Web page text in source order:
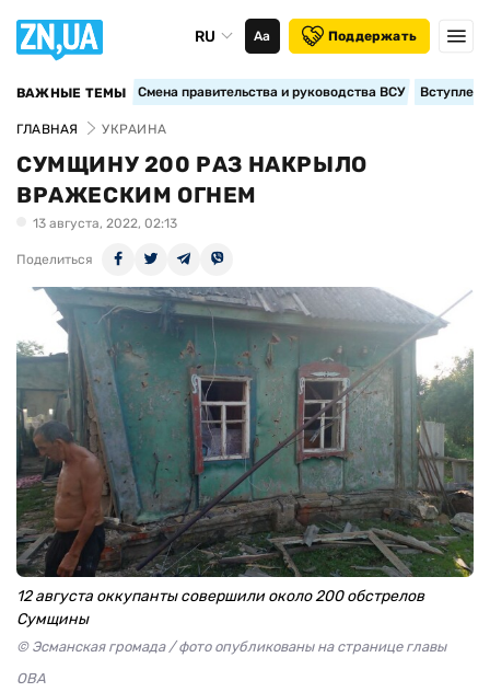
RU Аа Поддержать
ВАЖНЫЕ ТЕМЫ Смена правительства и руководства ВСУ
ГЛАВНАЯ УКРАИНА
СУМЩИНУ 200 РАЗ НАКРЫЛО
ВРАЖЕСКИМ ОГНЕМ
13 августа, 2022, 02:13
Поделиться
12 августа оккупанты совершили около 200 обстрелов
Сумщины
© Эсманская громада / фото опубликованы на странице главы
ОВА